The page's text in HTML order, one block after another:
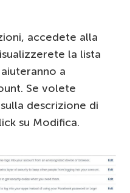
accedete alla
la lista
a
Se volete
descrizione di
su Modifica.